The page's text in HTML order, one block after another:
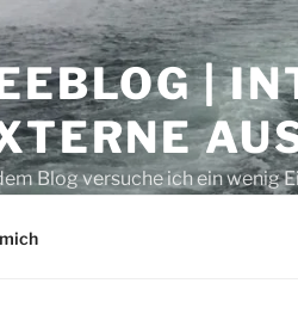
|
Blog versuche ich ein wenig